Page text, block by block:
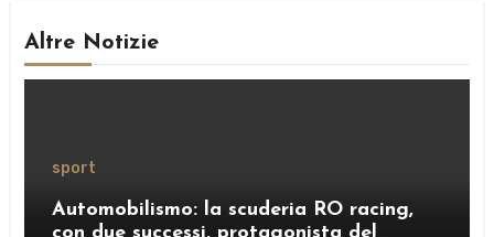
Altre Notizie
sport
Automobilismo: la scuderia RO racing,